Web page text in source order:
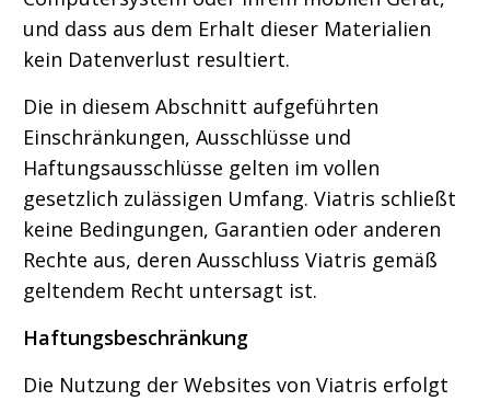
und dass aus dem Erhalt dieser Materialien
kein Datenverlust resultiert.
Die in diesem Abschnitt aufgeführten
Einschränkungen, Ausschlüsse und
Haftungsausschlüsse gelten im vollen
gesetzlich zulässigen Umfang. Viatris schließt
keine Bedingungen, Garantien oder anderen
Rechte aus, deren Ausschluss Viatris gemäß
geltendem Recht untersagt ist.
Haftungsbeschränkung
Die Nutzung der Websites von Viatris erfolgt